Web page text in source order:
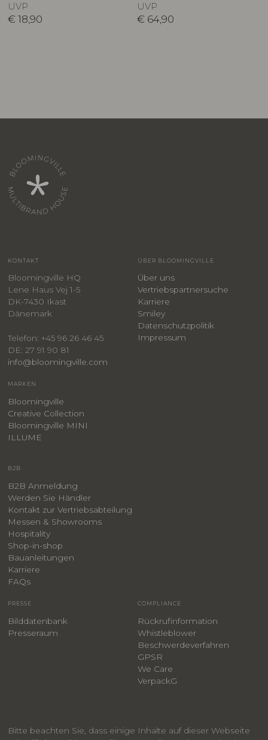
UVP
€ 18,90
UVP
€ 64,90
KONTAKT
Bloomingville HQ
Lene Haus Vej 1-5
DK-7430 Ikast
Dänemark
Telefon: +45 96 26 46 45
DE: 27 91 90 81
info@bloomingville.com
ÜBER BLOOMINGVILLE
Über uns
Vertriebspartnersuche
Karriere
Smiley
​Datenschutzpolitik
Impressum
MARKEN
Bloomingville
Creative Collection
Bloomingville MINI
ILLUME
B2B
B2B Anmeldung
Werden Sie Händler
Kontakt zur Vertriebsabteilung
Messen & Showrooms
Hospitality
Shop-in-shop
Bauanleitungen
​Karriere
FAQs
PRESSE
Bilddatenbank
Presseraum
COMPLIANCE
Rückrufinformation
Whistleblower
​Beschwerdeverfahren
GPSR
We Care
VerpackG
Bitte beachten Sie, dass einige Inhalte auf dieser Webseite